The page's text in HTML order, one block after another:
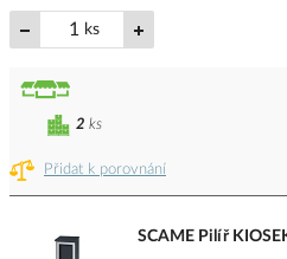
ks
Přidat k porovnání
2 ks
SCAME Pilíř